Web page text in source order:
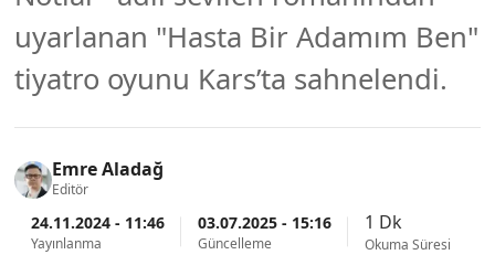
uyarlanan "Hasta Bir Adamım Ben"
tiyatro oyunu Kars’ta sahnelendi.
Emre Aladağ
Editör
24.11.2024 - 11:46
Yayınlanma
03.07.2025 - 15:16
Güncelleme
1 Dk
Okuma Süresi